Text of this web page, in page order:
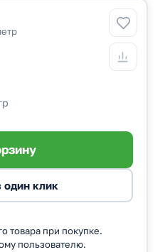
товара при покупке.
пользователю.